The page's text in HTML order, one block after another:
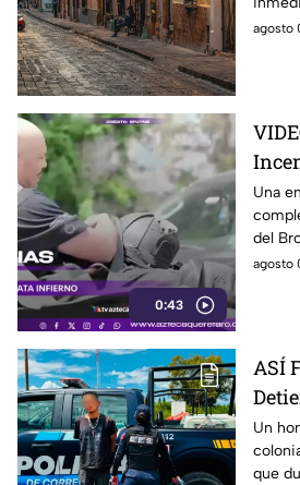
agosto
0:43
Una
del
de
agosto
ASÍ
un
Un
que